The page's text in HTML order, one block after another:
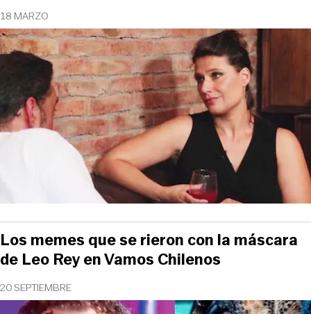
18 MARZO
20 SEPTIEMBRE
Los memes que se rieron con la máscara
de Leo Rey en Vamos Chilenos